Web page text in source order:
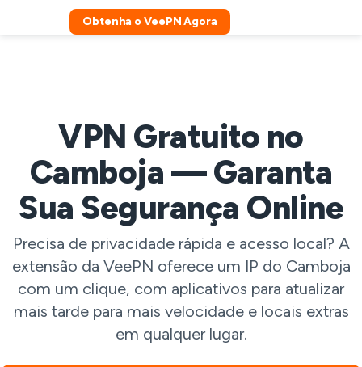
Obtenha o VeePN Agora
VPN Gratuito no
Camboja — Garanta
Sua Segurança Online
Precisa de privacidade rápida e acesso local? A
extensão da VeePN oferece um IP do Camboja
com um clique, com aplicativos para atualizar
mais tarde para mais velocidade e locais extras
em qualquer lugar.